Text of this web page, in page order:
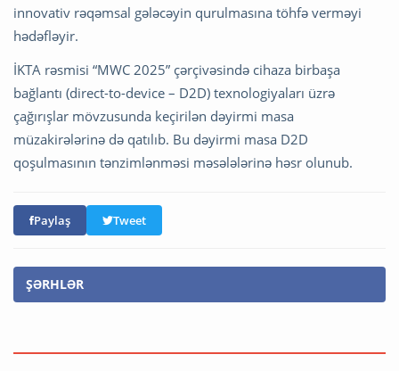
innovativ rəqəmsal gələcəyin qurulmasına töhfə verməyi
hədəfləyir.
İKTA rəsmisi “MWC 2025” çərçivəsində cihaza birbaşa
bağlantı (direct-to-device – D2D) texnologiyaları üzrə
çağırışlar mövzusunda keçirilən dəyirmi masa
müzakirələrinə də qatılıb. Bu dəyirmi masa D2D
qoşulmasının tənzimlənməsi məsələlərinə həsr olunub.
Paylaş Tweet
ŞƏRHLƏR